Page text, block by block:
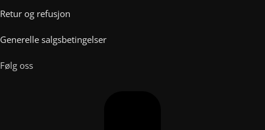
Retur og refusjon
Generelle salgsbetingelser
Følg oss